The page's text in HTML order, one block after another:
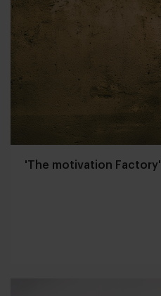
'The motivation Factory'